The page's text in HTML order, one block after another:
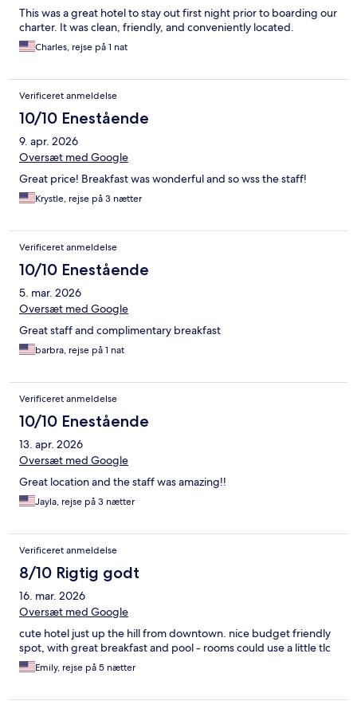
This was a great hotel to stay out first night prior to boarding our
charter. It was clean, friendly, and conveniently located.
Charles, rejse på 1 nat
Verificeret anmeldelse
10/10 Enestående
9. apr. 2026
Oversæt med Google
Great price! Breakfast was wonderful and so wss the staff!
Krystle, rejse på 3 nætter
Verificeret anmeldelse
10/10 Enestående
5. mar. 2026
Oversæt med Google
Great staff and complimentary breakfast
barbra, rejse på 1 nat
Verificeret anmeldelse
10/10 Enestående
13. apr. 2026
Oversæt med Google
Great location and the staff was amazing!!
Jayla, rejse på 3 nætter
Verificeret anmeldelse
8/10 Rigtig godt
16. mar. 2026
Oversæt med Google
cute hotel just up the hill from downtown. nice budget friendly
spot, with great breakfast and pool - rooms could use a little tlc
Emily, rejse på 5 nætter